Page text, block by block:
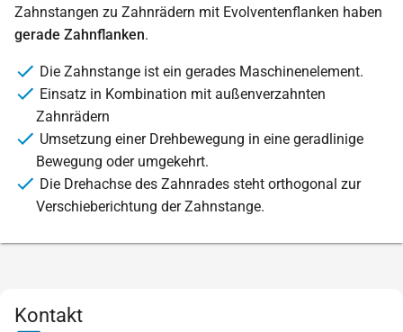
Zahnstangen zu Zahnrädern mit Evolventenflanken haben
gerade Zahnflanken.
Die Zahnstange ist ein gerades Maschinenelement.
Einsatz in Kombination mit außenverzahnten
Zahnrädern
Umsetzung einer Drehbewegung in eine geradlinige
Bewegung oder umgekehrt.
Die Drehachse des Zahnrades steht orthogonal zur
Verschieberichtung der Zahnstange.
Kontakt